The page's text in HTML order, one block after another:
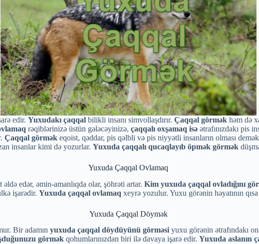
edir. Yuxudakı çaqqal bilikli insanı simvollaşdırır. Çaqqal görmək həm də
rəqiblərinizə üstün gələcəyinizə, çaqqalı oxşamaq isə ətrafınızdakı pis
Çaqqal görmək eqoist, qəddar, pis qəlbli və pis niyyətli insanların olması
insanlar kimi də yozurlar. Yuxuda çaqqalı qucaqlayıb öpmək görmək
Yuxuda Çaqqal Ovlamaq
edər, əmin-amanlıqda olar, şöhrəti artar. Kim yuxuda çaqqal ovladığını
işarədir. Yuxuda çaqqal ovlamaq xeyrə yozulur. Yuxu görənin həyatının
Yuxuda Çaqqal Döymək
Bir adamın yuxuda çaqqal döydüyünü görməsi yuxu görənin ətrafındakı
görmək qohumlarınızdan biri ilə davaya işarə edir. Yuxuda aslanın